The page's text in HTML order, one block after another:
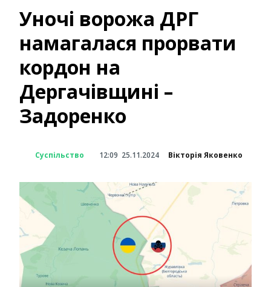
Уночі ворожа ДРГ
намагалася прорвати
кордон на
Дергачівщині –
Задоренко
Суспільство 12:09 25.11.2024 Вікторія Яковенко